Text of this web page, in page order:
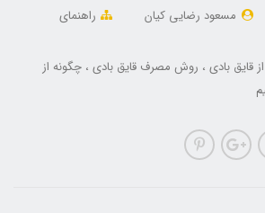
مسعود رضایی کیان
راهنمای
قایق بادی
روش مصرف قایق بادی چگونه از